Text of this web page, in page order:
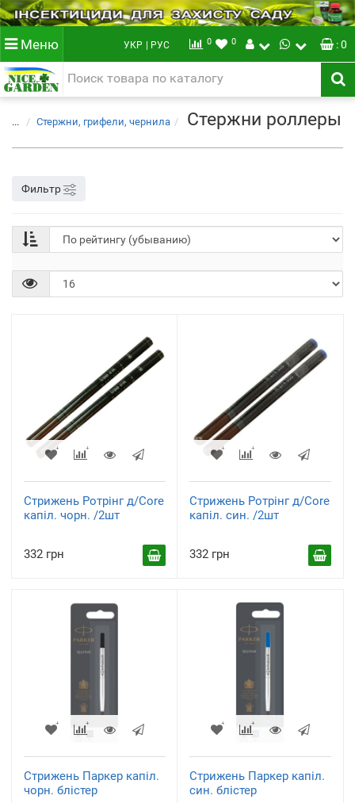
Меню УКР | РУС 0 0 : 0
... Стержни, грифели, чернила Стержни роллеры
Фильтр
Стрижень Ротрінг д/Core
капіл. чорн. /2шт
332 грн
Стрижень Ротрінг д/Core
капіл. син. /2шт
332 грн
Стрижень Паркер капіл.
чорн. блістер
Стрижень Паркер капіл.
син. блістер